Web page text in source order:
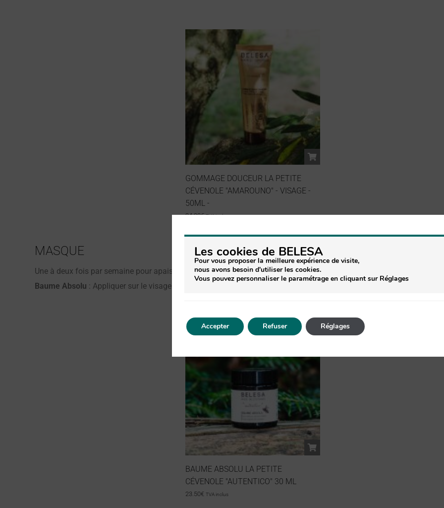
GOMMAGE DOUCEUR LA PETITE
CÉVENOLE "AMAROUNO" - VISAGE -
50ML -
24.90€ TVA inclus
MASQUE
Une à deux fois par semaine pour apaiser et nourrir :
Baume Absolu : Appliquer sur le visage et laisser poser. Retirer l’excédent si nécessaire.
BAUME ABSOLU LA PETITE
CÉVENOLE "AUTENTICO" 30 ML
23.50€ TVA inclus
Les cookies de BELESA
Pour vous proposer la meilleure expérience de visite,
nous avons besoin d'utiliser les cookies.
Vous pouvez personnaliser le paramétrage en cliquant sur Réglages
Accepter Refuser Réglages